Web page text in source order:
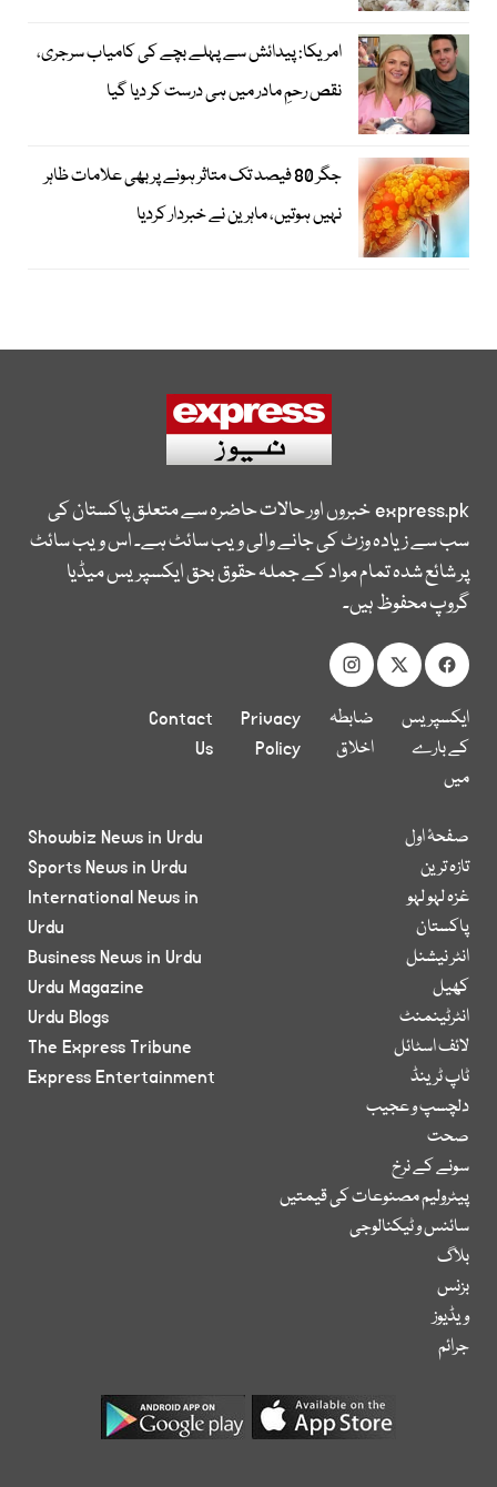
امریکا: پیدائش سے پہلے بچے کی کامیاب سرجری،
نقص رحمِ مادر میں ہی درست کر دیا گیا
جگر 80 فیصد تک متاثر ہونے پر بھی علامات ظاہر
نہیں ہوتیں، ماہرین نے خبردار کردیا
express.pkخبروں اور حالات حاضرہ سے متعلق پاکستان کی
سب سے زیادہ وزٹ کی جانے والی ویب سائٹ ہے۔ اس ویب سائٹ
پر شائع شدہ تمام مواد کے جملہ حقوق بحق ایکسپریس میڈیا
گروپ محفوظ ہیں۔
ایکسپریس
کے بارے
میں
ضابطہ
اخلاق
Privacy
Policy
Contact
Us
صفحۂ اول
تازہ ترین
غزہ لہو لہو
پاکستان
انٹر نیشنل
کھیل
انٹرٹینمنٹ
لائف اسٹائل
ٹاپ ٹرینڈ
دلچسپ و عجیب
صحت
سونے کے نرخ
پیٹرولیم مصنوعات کی قیمتیں
سائنس و ٹیکنالوجی
بلاگ
بزنس
ویڈیوز
جرائم
Showbiz News in Urdu
Sports News in Urdu
International News in
Urdu
Business News in Urdu
Urdu Magazine
Urdu Blogs
The Express Tribune
Express Entertainment